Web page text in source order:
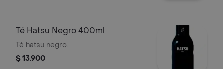
Té Hatsu Negro 400ml
Té hatsu negro.
$ 13.900